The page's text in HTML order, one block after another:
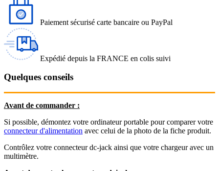
Paiement sécurisé carte bancaire ou PayPal
Expédié depuis la FRANCE en colis suivi
Quelques conseils
Avant de commander :
Si possible, démontez votre ordinateur portable pour comparer votre
connecteur d'alimentation avec celui de la photo de la fiche produit.
Contrôlez votre connecteur dc-jack ainsi que votre chargeur avec un
multimètre.